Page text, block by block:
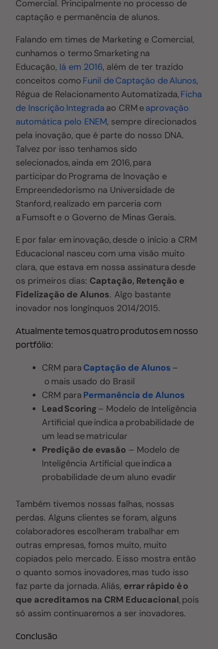
Comercial. Principalmente no processo de
captação e permanência de alunos.
Falando em times de Marketing e Comercial,
cunhamos o termo Smarketing na
Educação, lá em 2016, além de ter trazido
conceitos como Funil de Captação de Alunos,
Régua de Relacionamento Automatizada,Ficha
de Inscrição Integrada ao CRM eaprovação
automática pelo ENEM, sempre direcionados
pela inovação, que é parte do nosso DNA.
Talvez por isso tenhamos sido
selecionados, ainda em 2016, para
participar do Programa de Inovação e
Empreendedorismo na Universidade de
Stanford, realizado em parceria com
a Fumsoft e o Governo de Minas Gerais.
E por falar em inovação, desde o início a CRM
Educacional nasceu com uma visão muito
clara, que estava em nossa assinatura desde
os primeiros dias: Captação, Retenção e
Fidelização de Alunos. Algo bastante
inovador nos longínquos 2014/2015.
Atualmente temos quatro produtos em nosso
portfólio:
CRM para Captação de Alunos –
o mais usado do Brasil
CRM para Permanência de Alunos
Lead Scoring– Modelo de Inteligência
Artificial que indica a probabilidade de
um lead se matricular
Predição de evasão – Modelo de
Inteligência Artificial que indica a
probabilidade de um aluno evadir
Também tivemos nossas falhas, nossas
perdas. Alguns clientes se foram, alguns
colaboradores escolheram trabalhar em
outras empresas, fomos muito, muito
copiados pelo mercado. E isso mostra então
o quanto somos inovadores, mas tudo isso
faz parte da jornada. Aliás, errar rápido é o
que acreditamos na CRM Educacional, pois
só assim continuaremos a ser inovadores.
Conclusão